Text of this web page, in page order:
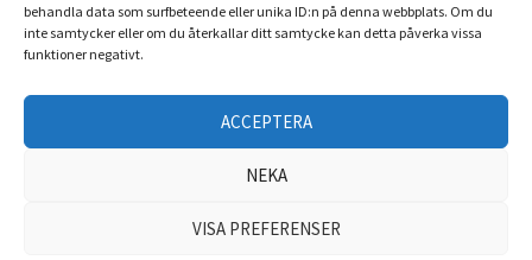
behandla data som surfbeteende eller unika ID:n på denna webbplats. Om du
inte samtycker eller om du återkallar ditt samtycke kan detta påverka vissa
funktioner negativt.
ACCEPTERA
NEKA
VISA PREFERENSER
ARKIV